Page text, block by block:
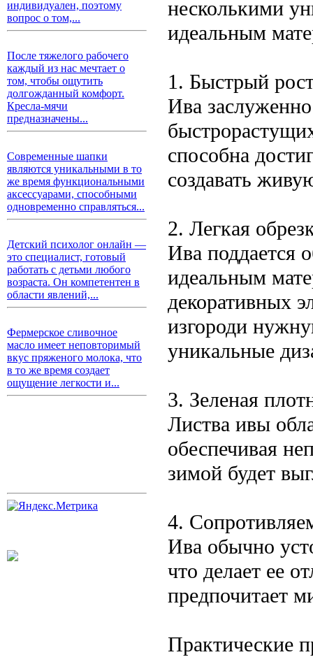
индивидуален, поэтому
вопрос о том,...
После тяжелого рабочего
каждый из нас мечтает о
том, чтобы ощутить
долгожданный комфорт.
Кресла-мячи
предназначены...
Современные шапки
являются уникальными в то
же время функциональными
аксессуарами, способными
одновременно справляться...
Детский психолог онлайн —
это специалист, готовый
работать с детьми любого
возраста. Он компетентен в
области явлений,...
Фермерское сливочное
масло имеет неповторимый
вкус пряженого молока, что
в то же время создает
ощущение легкости и...
несколькими
идеальным
1. Быстрый
Ива
способна
создавать
2. Легкая
Ива поддается
идеальным
декоративных
изгороди
уникальные
3. Зеленая
Листва ивы
обеспечивая
зимой будет
4.
Ива обычно
что делает ее
предпочитает
Практические